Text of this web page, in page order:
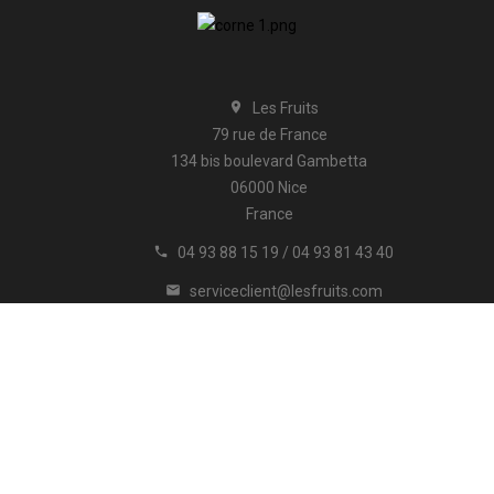

Les Fruits
79 rue de France
134 bis boulevard Gambetta
06000 Nice
France
 04 93 88 15 19 / 04 93 81 43 40
 serviceclient@lesfruits.com